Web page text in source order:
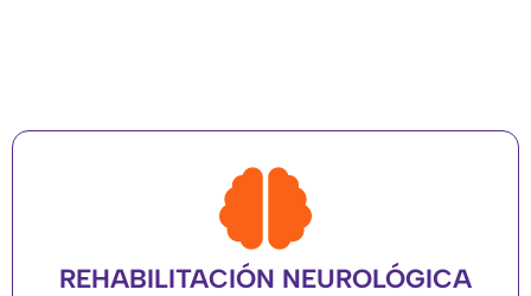
REHABILITACIÓN NEUROLÓGICA